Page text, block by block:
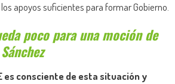
apoyos suficientes para formar Gobierno.
poco para una moción de
es consciente de esta situación y